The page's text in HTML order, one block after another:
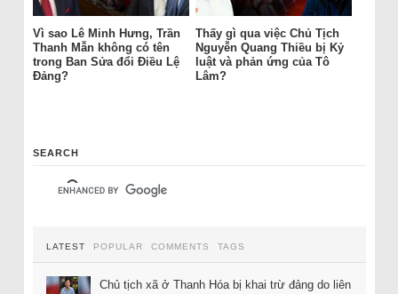
Vì sao Lê Minh Hưng, Trần
Thanh Mẫn không có tên
trong Ban Sửa đổi Điều Lệ
Đảng?
Thấy gì qua việc Chủ Tịch
Nguyễn Quang Thiều bị Kỷ
luật và phản ứng của Tô
Lâm?
SEARCH
LATEST POPULAR COMMENTS TAGS
Chủ tịch xã ở Thanh Hóa bị khai trừ đảng do liên